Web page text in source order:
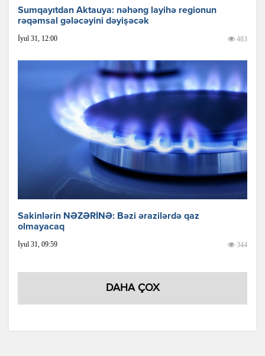
Sumqayıtdan Aktauya: nəhəng layihə regionun
rəqəmsal gələcəyini dəyişəcək
İyul 31, 12:00 483
Sakinlərin NƏZƏRİNƏ: Bəzi ərazilərdə qaz
olmayacaq
İyul 31, 09:59 344
DAHA ÇOX